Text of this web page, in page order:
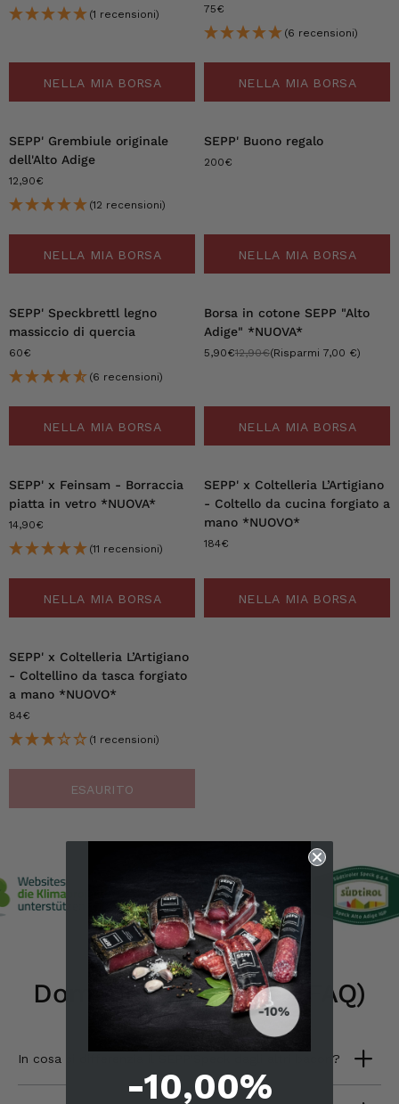
(1 recensioni)
NELLA MIA BORSA
75€
(6 recensioni)
NELLA MIA BORSA
SEPP' Grembiule originale
dell'Alto Adige
12,90€
(12 recensioni)
NELLA MIA BORSA
SEPP' Buono regalo
200€
NELLA MIA BORSA
SEPP' Speckbrettl legno
massiccio di quercia
60€
(6 recensioni)
NELLA MIA BORSA
-54%
Borsa in cotone SEPP "Alto
Adige" *NUOVA*
5,90€12,90€(Risparmi 7,00 €)
NELLA MIA BORSA
SEPP' x Feinsam - Borraccia
piatta in vetro *NUOVA*
14,90€
(11 recensioni)
NELLA MIA BORSA
SEPP' x Coltelleria L’Artigiano
- Coltello da cucina forgiato a
mano *NUOVO*
184€
NELLA MIA BORSA
SEPP' x Coltelleria L’Artigiano
- Coltellino da tasca forgiato
a mano *NUOVO*
84€
(1 recensioni)
ESAURITO
Domande frequenti (FAQ)
In cosa si differenzia il SEPP'Speck dagli altri bacon?
6.244recensioni
valutazione 6.243recensioni
recensioni-io
-10,00%